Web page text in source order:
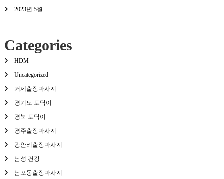
2023년 5월
Categories
HDM
Uncategorized
거제출장마사지
경기도 토닥이
경북 토닥이
경주출장마사지
광안리출장마사지
남성 건강
남포동출장마사지